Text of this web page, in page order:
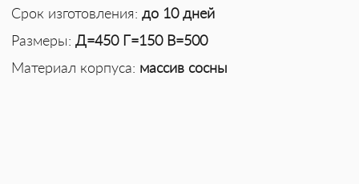
Срок изготовления: до 10 дней
Размеры: Д=450 Г=150 В=500
Материал корпуса: массив сосны